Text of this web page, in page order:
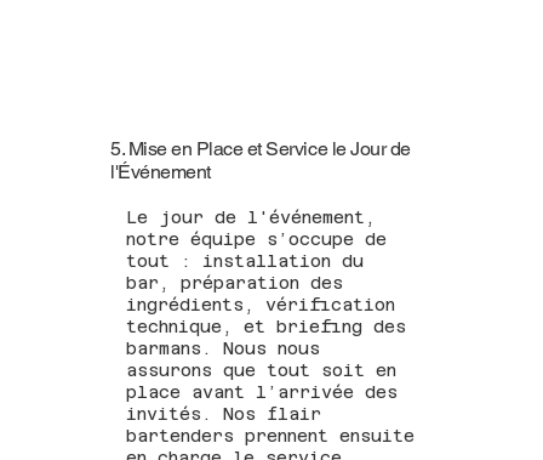
5. Mise en Place et Service le Jour de
l'Événement
Le jour de l'événement,
notre équipe s’occupe de
tout : installation du
bar, préparation des
ingrédients, vérification
technique, et briefing des
barmans. Nous nous
assurons que tout soit en
place avant l’arrivée des
invités. Nos flair
bartenders prennent ensuite